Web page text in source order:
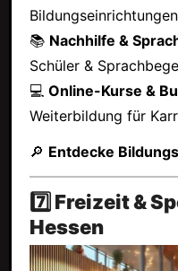
📚 Nachhilfe &
Schüler &
💻 Online-Kurse &
Weiterbildung für
🔎 Entdecke
7️⃣ Freizeit &
Hessen